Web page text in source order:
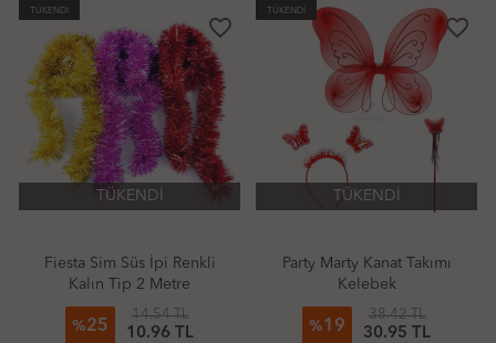
TÜKENDİ
favorite_border
TÜKENDİ
Fiesta Sim Süs İpi Renkli
Kalın Tip 2 Metre
%25
14.54 TL
10.96 TL
TÜKENDİ
favorite_border
TÜKENDİ
Party Marty Kanat Takımı
Kelebek
%19
38.42 TL
30.95 TL